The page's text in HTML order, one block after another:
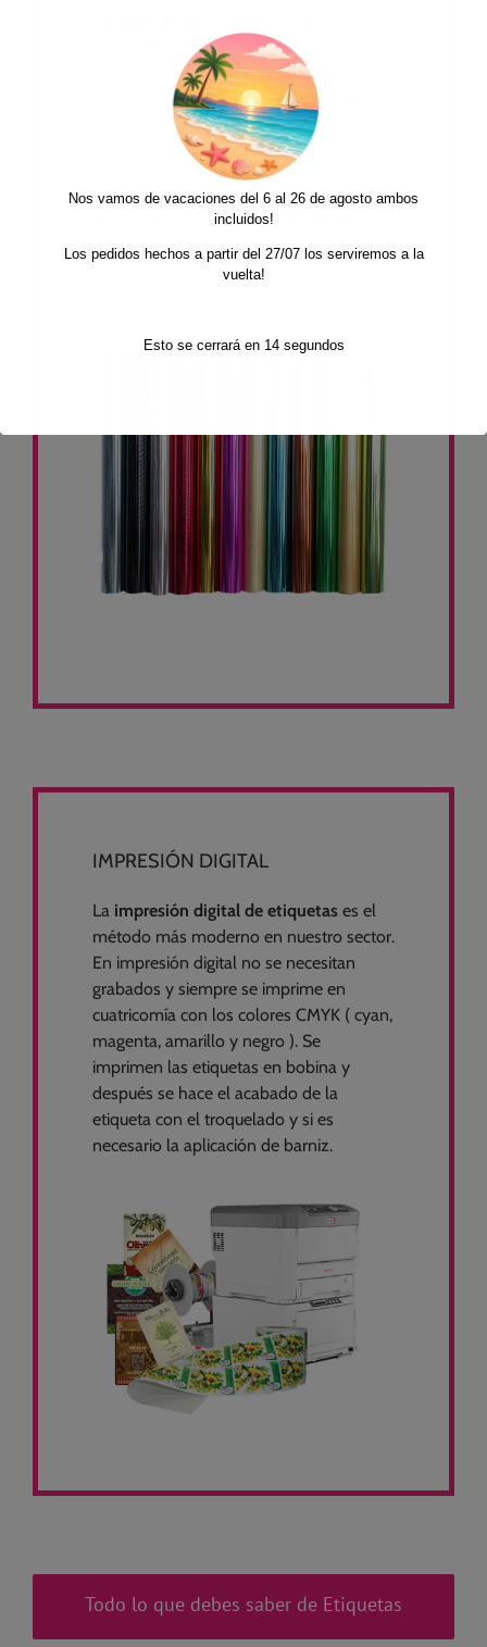
flexografía. El grabado imprime un tipo
de cola especial y por presión el
estamping se adhiere al material y queda
El estamping es un tipo de acabado que
normalmente complementa a los otros
métodos de impresión. Existen más de
20 colores diferentes de películas y
también películas holográficas.
IMPRESIÓN DIGITAL
La impresión digital de etiquetas es el
método más moderno en nuestro sector.
En impresión digital no se necesitan
grabados y siempre se imprime en
cuatricomía con los colores CMYK ( cyan,
magenta, amarillo y negro ). Se
imprimen las etiquetas en bobina y
después se hace el acabado de la
etiqueta con el troquelado y si es
necesario la aplicación de barniz.
Todo lo que debes saber de Etiquetas
Nos vamos de vacaciones del 6 al 26 de agosto ambos
incluidos!
Los pedidos hechos a partir del 27/07 los serviremos a la
vuelta!
Esto se cerrará en 14segundos